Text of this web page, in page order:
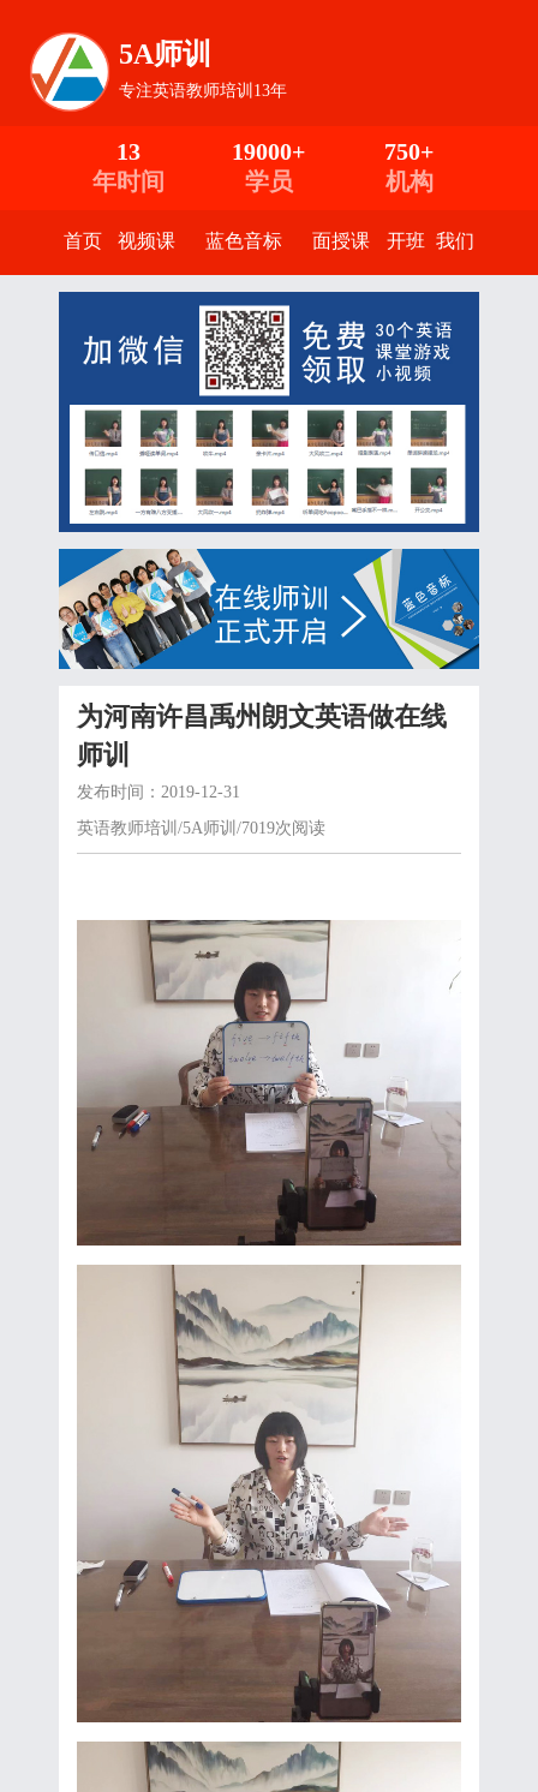
5A师训
专注英语教师培训13年
13 19000+
750+
年时间
学员 机构
首页 视频课 蓝色音标 面授课 开班 我们
为河南许昌禹州朗文英语做在线
师训
发布时间：2019-12-31
英语教师培训/5A师训/7019次阅读